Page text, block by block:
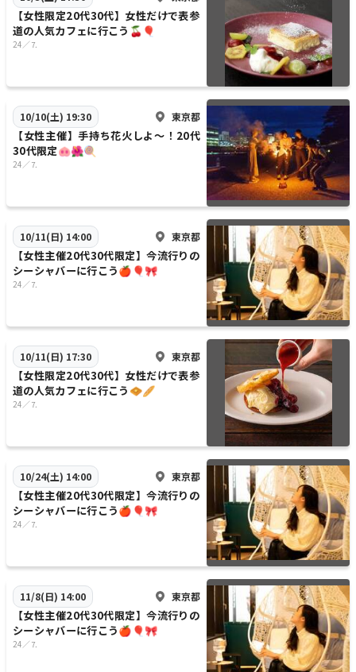
【女性限定20代30代】女性だけで表参
道の人気カフェに行こう🍒🎈
24／⒎
10/10(土) 19:30 東京都
【女性主催】手持ち花火しよ〜！20代
30代限定🐽🌺🍭
24／⒎
10/11(日) 14:00 東京都
【女性主催20代30代限定】今流行りの
シーシャバーに行こう🍎🎈🎀
24／⒎
10/11(日) 17:30 東京都
【女性限定20代30代】女性だけで表参
道の人気カフェに行こう🧇🥖
24／⒎
10/24(土) 14:00 東京都
【女性主催20代30代限定】今流行りの
シーシャバーに行こう🍎🎈🎀
24／⒎
11/8(日) 14:00 東京都
【女性主催20代30代限定】今流行りの
シーシャバーに行こう🍎🎈🎀
24／⒎